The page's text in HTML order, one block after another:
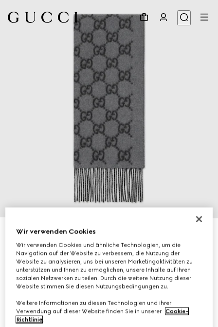
Schal aus GG Kaschmir
€ 790
Variantendunkelgrau und schwarz
Wir verwenden Cookies
Wir verwenden Cookies und ähnliche Technologien, um die
Navigation auf der Website zu verbessern, die Nutzung der
Website zu analysieren, uns bei unseren Marketingaktivitäten zu
unterstützen und Ihnen zu ermöglichen, unsere Inhalte auf Ihren
sozialen Netzwerken zu teilen. Durch die weitere Nutzung dieser
Website stimmen Sie diesen Nutzungsbedingungen zu.
Weitere Informationen zu diesen Technologien und ihrer
Verwendung auf dieser Website finden Sie in unserer Cookie-
Richtlinie.